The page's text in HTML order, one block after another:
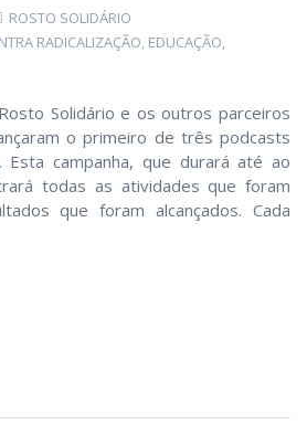
ROSTO SOLIDÁRIO
RADICALIZAÇÃO, EDUCAÇÃO,
Solidário e os outros parceiros
o primeiro de três podcasts
Esta campanha, que durará até ao
todas as atividades que foram
que foram alcançados. Cada